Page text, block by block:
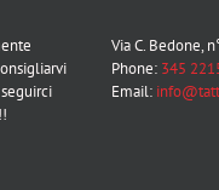
Via C. Bedone,
Phone: 345
Email: